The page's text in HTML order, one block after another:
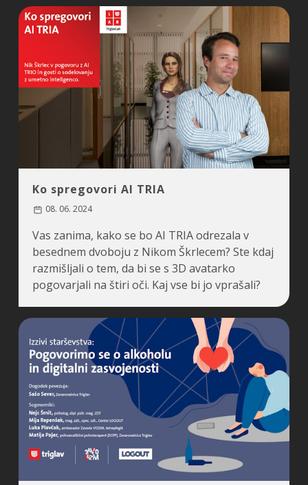
Ko spregovori AI TRIA
08. 06. 2024
Vas zanima, kako se bo AI TRIA odrezala v
besednem dvoboju z Nikom Škrlecem? Ste kdaj
razmišljali o tem, da bi se s 3D avatarko
pogovarjali na štiri oči. Kaj vse bi jo vprašali?